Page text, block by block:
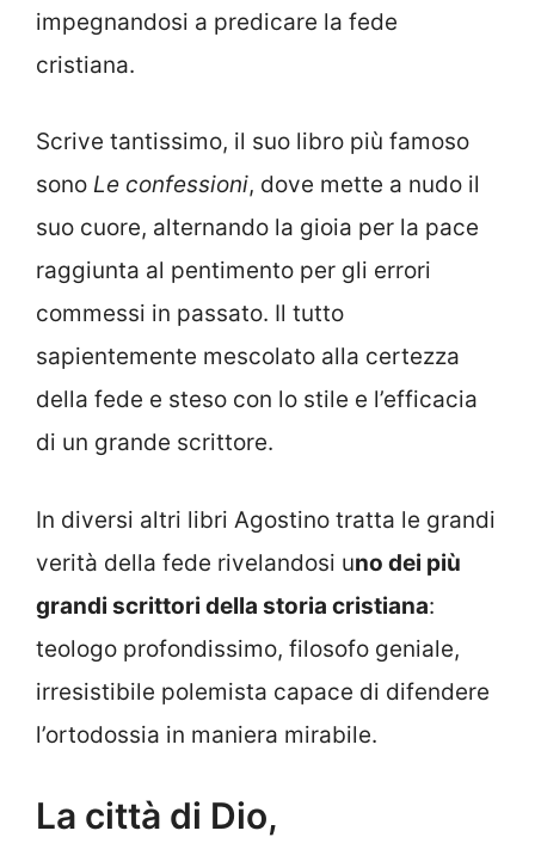
impegnandosi a predicare la fede
cristiana.
Scrive tantissimo, il suo libro più famoso
sono Le confessioni, dove mette a nudo il
suo cuore, alternando la gioia per la pace
raggiunta al pentimento per gli errori
commessi in passato. Il tutto
sapientemente mescolato alla certezza
della fede e steso con lo stile e l’efficacia
di un grande scrittore.
In diversi altri libri Agostino tratta le grandi
verità della fede rivelandosi uno dei più
grandi scrittori della storia cristiana:
teologo profondissimo, filosofo geniale,
irresistibile polemista capace di difendere
l’ortodossia in maniera mirabile.
La città di Dio,